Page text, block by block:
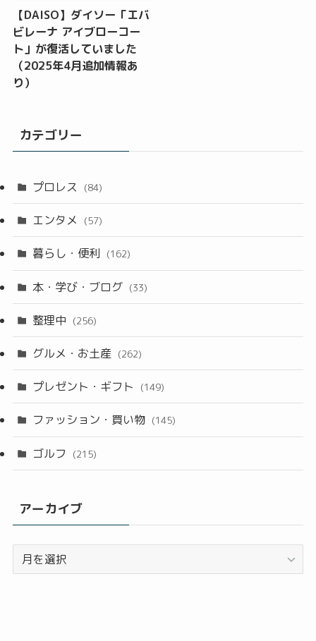
【DAISO】ダイソー「エバ
ビレーナ アイブローコー
ト」が復活していました
（2025年4月追加情報あ
り）
カテゴリー
プロレス (84)
エンタメ (57)
暮らし・便利 (162)
本・学び・ブログ (33)
整理中 (256)
グルメ・お土産 (262)
プレゼント・ギフト (149)
ファッション・買い物 (145)
ゴルフ (215)
アーカイブ
ー